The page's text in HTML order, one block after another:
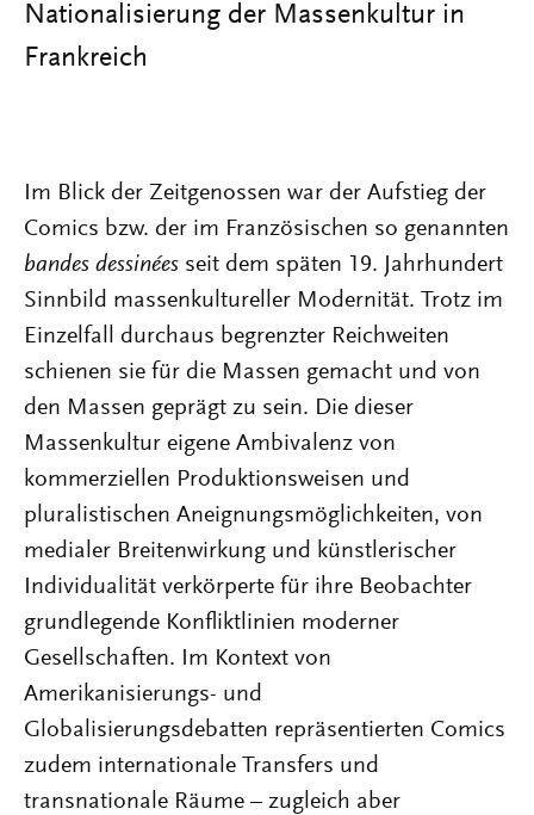
Nationalisierung der Massenkultur in
Frankreich
Im Blick der Zeitgenossen war der Aufstieg der
Comics bzw. der im Französischen so genannten
bandes dessinées seit dem späten 19. Jahrhundert
Sinnbild massenkultureller Modernität. Trotz im
Einzelfall durchaus begrenzter Reichweiten
schienen sie für die Massen gemacht und von
den Massen geprägt zu sein. Die dieser
Massenkultur eigene Ambivalenz von
kommerziellen Produktionsweisen und
pluralistischen Aneignungsmöglichkeiten, von
medialer Breitenwirkung und künstlerischer
Individualität verkörperte für ihre Beobachter
grundlegende Konfliktlinien moderner
Gesellschaften. Im Kontext von
Amerikanisierungs- und
Globalisierungsdebatten repräsentierten Comics
zudem internationale Transfers und
transnationale Räume – zugleich aber